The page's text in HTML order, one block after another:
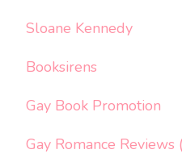
Sloane Kennedy
Booksirens
Gay Book Promotion
Gay Romance Reviews